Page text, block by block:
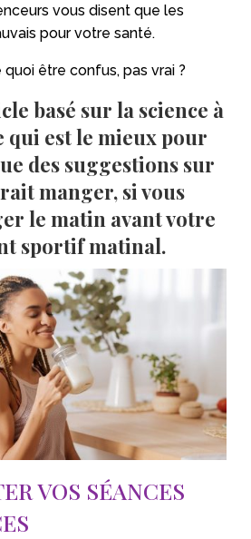
vous disent que les
pour votre santé.
être confus, pas vrai ?
basé sur la science à
qui est le mieux pour
des suggestions sur
manger, si vous
le matin avant votre
sportif matinal.
VOS SÉANCES